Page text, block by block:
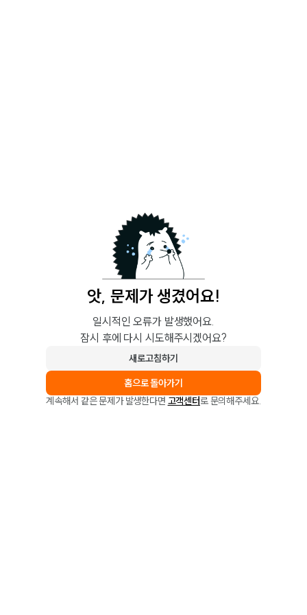
앗, 문제가 생겼어요!
일시적인 오류가 발생했어요.
잠시 후에 다시 시도해주시겠어요?
새로고침하기
홈으로 돌아가기
계속해서 같은 문제가 발생한다면 고객센터로 문의해주세요.